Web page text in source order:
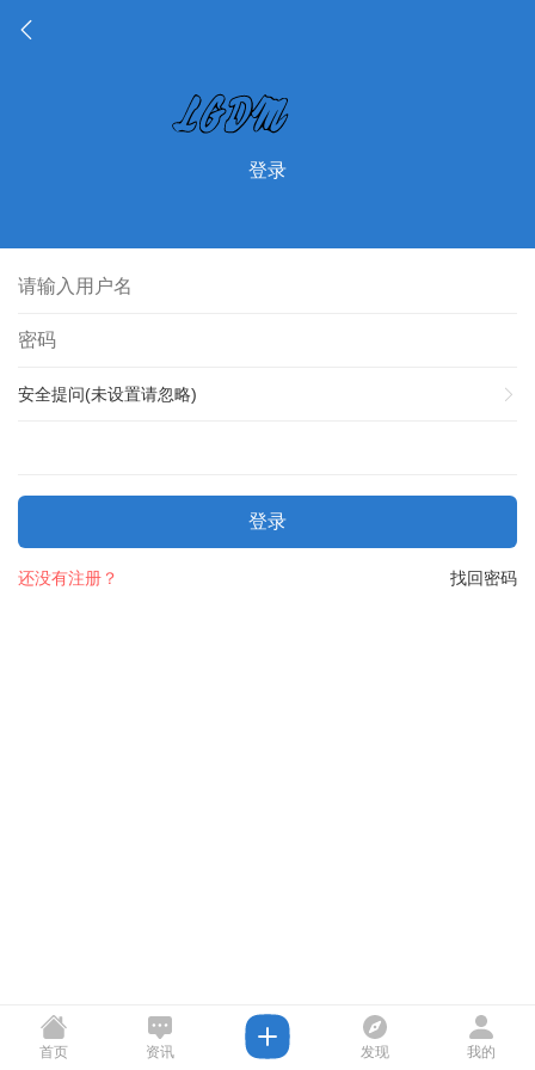
登录
安全提问(未设置请忽略)
登录
找回密码
还没有注册？
首页 资讯 发现 我的